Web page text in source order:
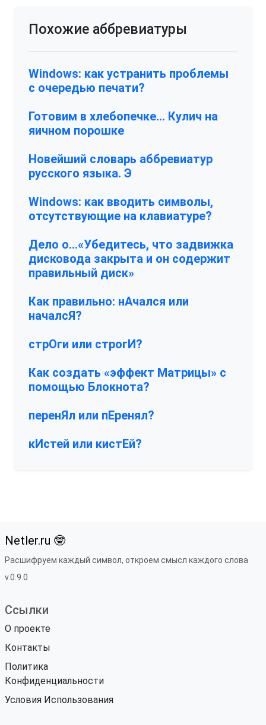
Похожие аббревиатуры
Windows: как устранить проблемы
с очередью печати?
Готовим в хлебопечке… Кулич на
яичном порошке
Новейший словарь аббревиатур
русского языка. Э
Windows: как вводить символы,
отсутствующие на клавиатуре?
Дело о…«Убедитесь, что задвижка
дисковода закрыта и он содержит
правильный диск»
Как правильно: нАчался или
началсЯ?
стрОги или строгИ?
Как создать «эффект Матрицы» с
помощью Блокнота?
перенЯл или пЕренял?
кИстей или кистЕй?
Netler.ru 🤓
Расшифруем каждый символ, откроем смысл каждого слова
v.0.9.0
Ссылки
О проекте
Контакты
Политика
Конфиденциальности
Условия Использования